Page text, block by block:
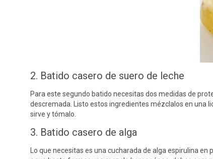
2. Batido casero de suero de leche
Para este segundo batido necesitas dos medidas de
descremada. Listo estos ingredientes mézclalos en una
sirve y tómalo.
3. Batido casero de alga
Lo que necesitas es una cucharada de alga espirulina